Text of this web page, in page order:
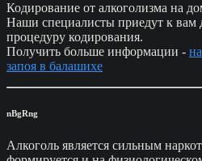
Кодирование от алкоголизма на
Наши специалисты приедут к вам
процедуру кодирования.
Получить больше информации -
запоя в балашихе
nBgRng
Алкоголь является сильным